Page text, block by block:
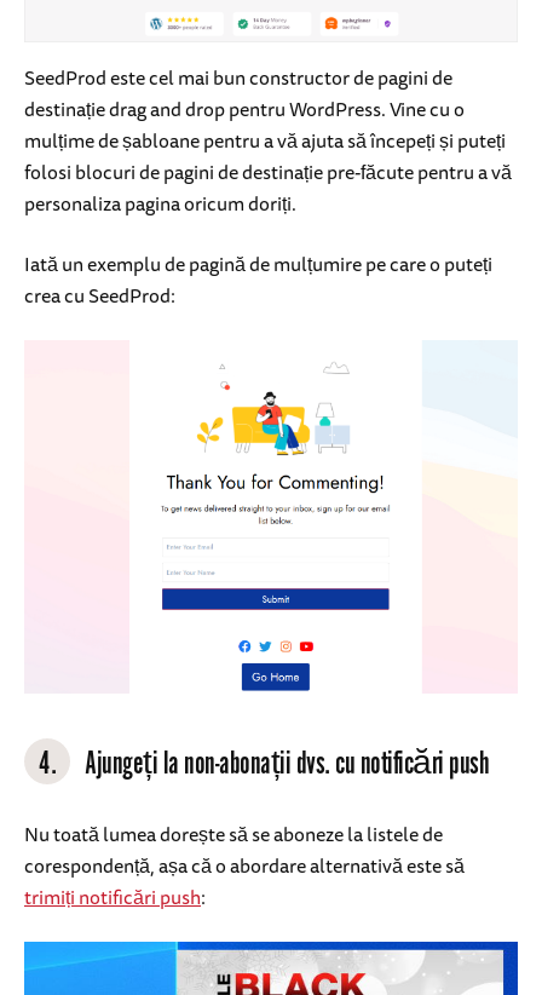
SeedProd este cel mai bun constructor de pagini de
destinație drag and drop pentru WordPress. Vine cu o
mulțime de șabloane pentru a vă ajuta să începeți și puteți
folosi blocuri de pagini de destinație pre-făcute pentru a vă
personaliza pagina oricum doriți.
Iată un exemplu de pagină de mulțumire pe care o puteți
crea cu SeedProd:
4. Ajungeți la non-abonații dvs. cu notificări push
Nu toată lumea dorește să se aboneze la listele de
corespondență, așa că o abordare alternativă este să
trimiți notificări push: